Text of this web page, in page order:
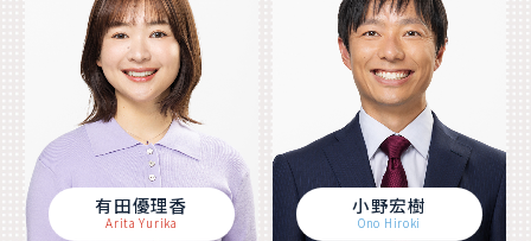
有田優理香
Arita Yurika
小野宏樹
Ono Hiroki